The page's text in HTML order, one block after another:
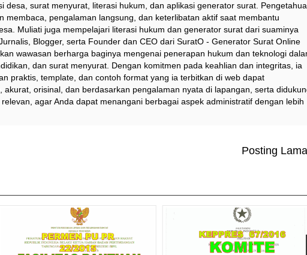
desa, surat menyurat, literasi hukum, dan aplikasi generator surat.
membaca, pengalaman langsung, dan keterlibatan aktif saat membantu
Muliati juga mempelajari literasi hukum dan generator surat dari suaminya
Blogger, serta Founder dan CEO dari SuratO - Generator Surat Online
wawasan berharga baginya mengenai penerapan hukum dan teknologi
dan surat menyurat. Dengan komitmen pada keahlian dan integritas, ia
praktis, template, dan contoh format yang ia terbitkan di web dapat
orisinal, dan berdasarkan pengalaman nyata di lapangan, serta
agar Anda dapat menangani berbagai aspek administratif dengan lebih
Posting Lama